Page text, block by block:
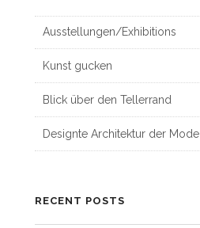
Ausstellungen/Exhibitions
Kunst gucken
Blick über den Tellerrand
Designte Architektur der Mode
RECENT POSTS